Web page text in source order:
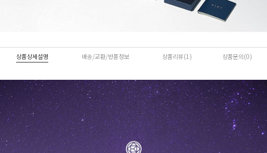
상품상세설명 배송/교환/반품정보 상품리뷰(1) 상품문의(0)